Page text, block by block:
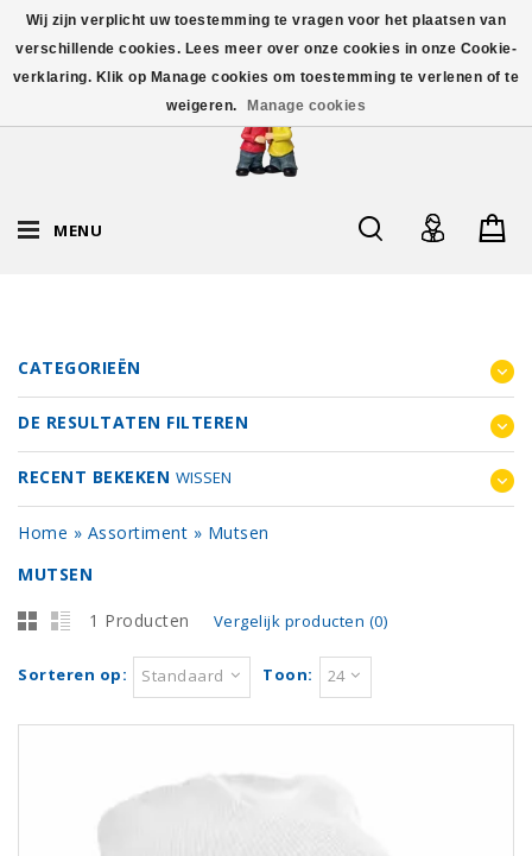
MENU
CATEGORIEËN
DE RESULTATEN FILTEREN
RECENT BEKEKEN WISSEN
Home » Assortiment » Mutsen
MUTSEN
1 Producten Vergelijk producten (0)
Sorteren op: Standaard Toon: 24
Wij zijn verplicht uw toestemming te vragen voor het plaatsen van
verschillende cookies. Lees meer over onze cookies in onze Cookie-
verklaring. Klik op Manage cookies om toestemming te verlenen of te
weigeren.
Manage cookies